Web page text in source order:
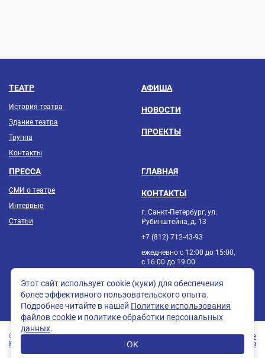
ТЕАТР
История театра
Здание театра
Труппа
Контакты
АФИША
НОВОСТИ
ПРОЕКТЫ
ПРЕССА
СМИ о театре
Интервью
Статьи
ГЛАВНАЯ
КОНТАКТЫ
г. Санкт-Петербург, ул.
Рубинштейна, д. 13
+7 (812) 712-43-93
ежедневно с 12:00 до 15:00,
с 16:00 до 19:00
© Театр «Зазеркалье»
Юридическая информация
Создание
сайтов
Этот сайт использует cookie (куки) для обеспечения
более эффективного пользовательского опыта.
Подробнее читайте в нашей Политике использования
файлов cookieи политике обработки персональных
данных.
OK